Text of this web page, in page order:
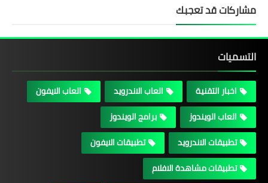
مشاركات قد تعجبك
التسميات
اخبار التقنية العاب الاندرويد
العاب الايفون
العاب الويندوز
برامج الويندوز
تطبيقات الاندرويد
تطبيقات الايفون
تطبيقات مشاهدة الافلام